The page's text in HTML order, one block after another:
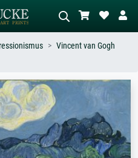
Beschreiben Sie die Szene – z.B. Grüne
Wiese, Abstrakt mit viel Rot, Dunkles
Ölgemälde, Stehender Akt neben einem
Baum.
Vincent van Gogh